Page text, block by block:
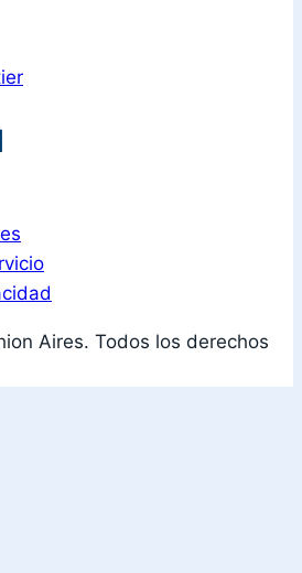
Aires. Todos los derechos